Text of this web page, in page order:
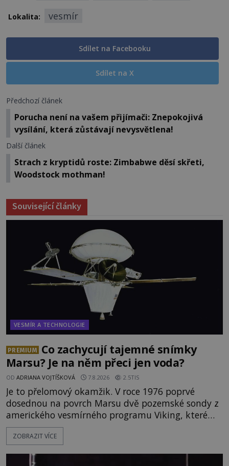
Lokalita: vesmír
Sdílet na Facebooku
Sdílet na X
Předchozí článek
Porucha není na vašem přijímači: Znepokojivá
vysílání, která zůstávají nevysvětlena!
Další článek
Strach z kryptidů roste: Zimbabwe děsí skřeti,
Woodstock mothman!
Související články
VESMÍR A TECHNOLOGIE
PREMIUM
Co zachycují tajemné snímky
Marsu? Je na něm přeci jen voda?
OD ADRIANA VOJTÍŠKOVÁ 7.8.2026 2.5TIS
Je to přelomový okamžik. V roce 1976 poprvé
dosednou na povrch Marsu dvě pozemské sondy z
amerického vesmírného programu Viking, které
jsou schopny pořídit fotografie záhadami
opředené rudé planety. Viking 1 zde zaznamená
zvané Cydonie totiž zachytí podivný útvar
ZOBRAZIT VÍCE